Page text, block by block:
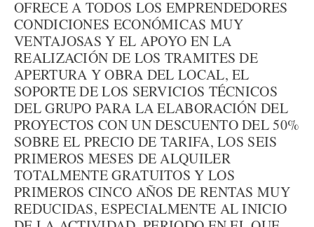
OFRECE A TODOS LOS EMPRENDEDORES
CONDICIONES ECONÓMICAS MUY
VENTAJOSAS Y EL APOYO EN LA
REALIZACIÓN DE LOS TRAMITES DE
APERTURA Y OBRA DEL LOCAL, EL
SOPORTE DE LOS SERVICIOS TÉCNICOS
DEL GRUPO PARA LA ELABORACIÓN DEL
PROYECTOS CON UN DESCUENTO DEL 50%
SOBRE EL PRECIO DE TARIFA, LOS SEIS
PRIMEROS MESES DE ALQUILER
TOTALMENTE GRATUITOS Y LOS
PRIMEROS CINCO AÑOS DE RENTAS MUY
REDUCIDAS, ESPECIALMENTE AL INICIO